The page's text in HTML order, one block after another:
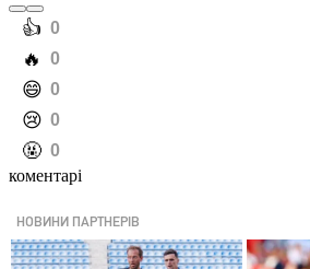
️👍 0
️🔥 0
️😄 0
️😢 0
️🤬 0
коментарі